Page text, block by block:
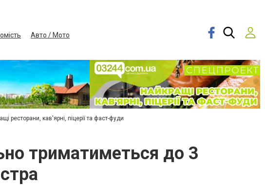
Авто / Мото
ресторани, кав'ярні, піцерії та фаст-фуди
триматиметься до 3